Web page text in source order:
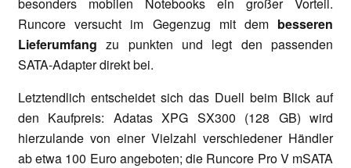
Runcore versucht im Gegenzug mit dem besseren
Lieferumfang zu punkten und legt den passenden
SATA-Adapter direkt bei.
Letztendlich entscheidet sich das Duell beim Blick auf
den Kaufpreis: Adatas XPG SX300 (128 GB) wird
hierzulande von einer Vielzahl verschiedener Händler
ab etwa 100 Euro angeboten; die Runcore Pro V mSATA